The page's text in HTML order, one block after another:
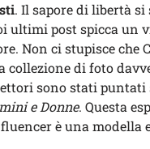
. Il sapore di libertà
ultimi post spicca un
Non ci stupisce
collezione di foto
sono stati puntati
e Donne. Questa
è una modella